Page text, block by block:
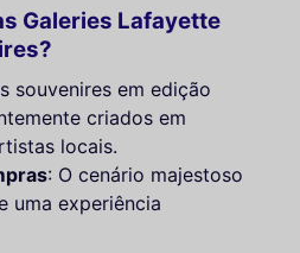
Galeries Lafayette
souvenires em edição
criados em
locais.
: O cenário majestoso
uma experiência